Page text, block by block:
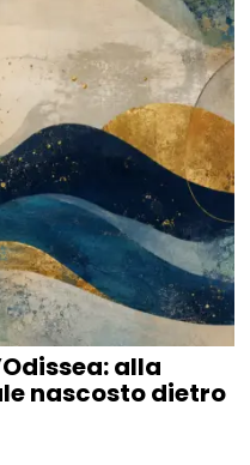
alla
nascosto dietro